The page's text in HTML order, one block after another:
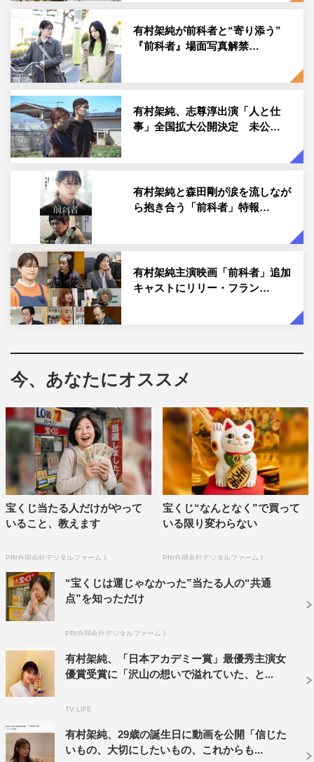
とうございます」「改めておめでとうございます とても
素晴らしかったです」「架純ちゃんの演技、作品が大好き
です！！」「架純ちゃんの演じる役はどれも凄く引き込ま
れます 魅力が沢山で毎日好きが溢れます」などのコメン
トが寄せられている。
有村架純公式Instagram：
https://www.instagram.com/kasumi_arimura.official/
有村架純
有村架純が前科者と“寄り添う”
『前科者』場面写真解禁…
有村架純、志尊淳出演「人と仕
事」全国拡大公開決定 未公…
有村架純と森田剛が涙を流しなが
ら抱き合う「前科者」特報…
有村架純主演映画「前科者」追加
キャストにリリー・フラン…
今、あなたにオススメ
宝くじ当たる人だけがやって
いること、教えます
PR(合同会社デジタルファーム )
宝くじ“なんとなく”で買って
いる限り変わらない
PR(合同会社デジタルファーム )
“宝くじは運じゃなかった”当たる人の“共通
点”を知っただけ
PR(合同会社デジタルファーム )
有村架純、「日本アカデミー賞」最優秀主演女
優賞受賞に「沢山の想いで溢れていた、と...
TV LIFE
有村架純、29歳の誕生日に動画を公開「信じた
いもの、大切にしたいもの、これからも...